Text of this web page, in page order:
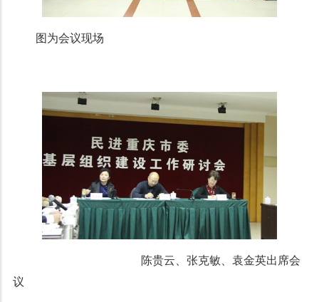
图为会议现场
陈贵云、张克敏、袁金英出席会
议